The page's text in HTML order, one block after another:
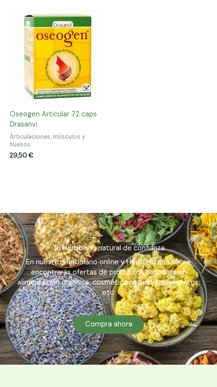
Oseogen Articular 72 caps
Drasanvi
Articulaciones, músculos y
huesos
29,50€
Tu Herbolario natural de confianza
En nuestro Herbolario online y Herboristería online
encontrarás ofertas de productos naturales en
alimentación orgánica, cosmética natural, suplementos,
etc.
Compra ahora